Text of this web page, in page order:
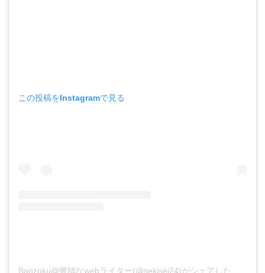
この投稿をInstagramで見る